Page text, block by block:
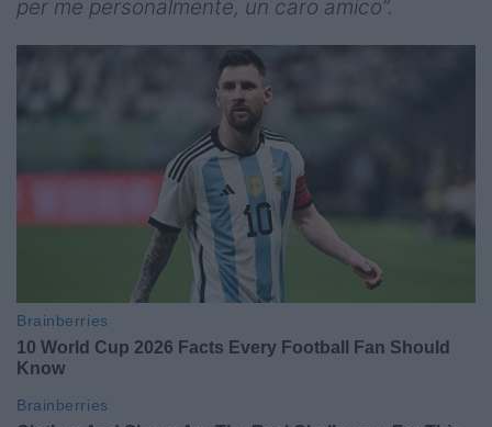
per me personalmente, un caro amico”.